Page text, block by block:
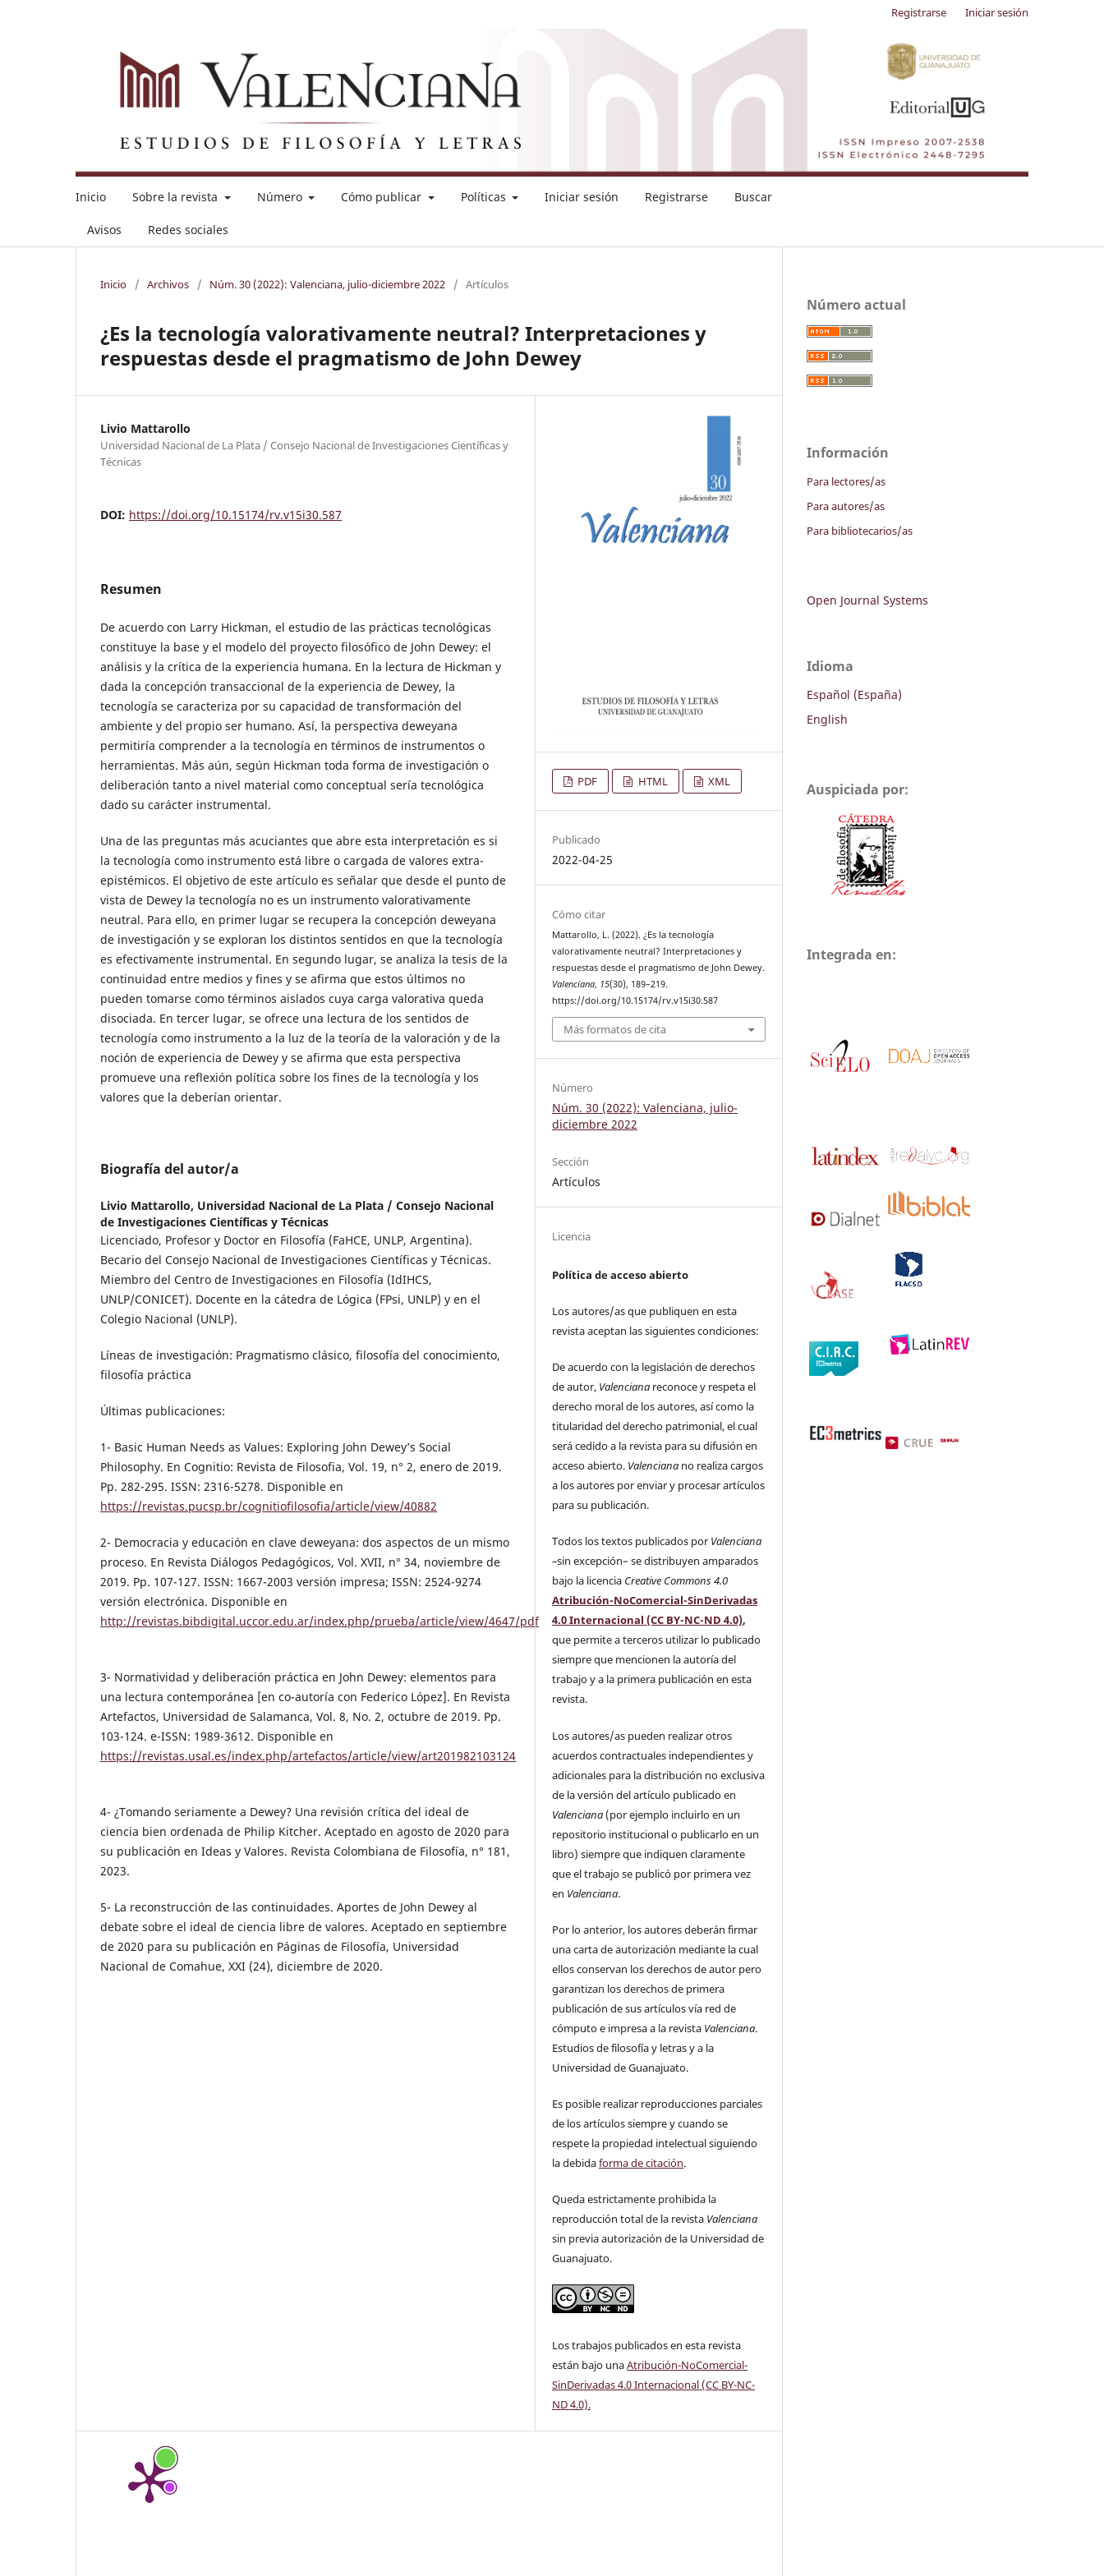
Inicio Sobre la revista Número Cómo publicar Políticas Iniciar sesión Registrarse Buscar
Avisos Redes sociales
Registrarse Iniciar sesión
Inicio / Archivos / Núm. 30 (2022): Valenciana, julio-diciembre 2022 / Artículos
¿Es la tecnología valorativamente neutral? Interpretaciones y
respuestas desde el pragmatismo de John Dewey
Livio Mattarollo
Universidad Nacional de La Plata / Consejo Nacional de Investigaciones Científicas y
Técnicas
DOI: https://doi.org/10.15174/rv.v15i30.587
Resumen
De acuerdo con Larry Hickman, el estudio de las prácticas tecnológicas
constituye la base y el modelo del proyecto filosófico de John Dewey: el
análisis y la crítica de la experiencia humana. En la lectura de Hickman y
dada la concepción transaccional de la experiencia de Dewey, la
tecnología se caracteriza por su capacidad de transformación del
ambiente y del propio ser humano. Así, la perspectiva deweyana
permitiría comprender a la tecnología en términos de instrumentos o
herramientas. Más aún, según Hickman toda forma de investigación o
deliberación tanto a nivel material como conceptual sería tecnológica
dado su carácter instrumental.
Una de las preguntas más acuciantes que abre esta interpretación es si
la tecnología como instrumento está libre o cargada de valores extra-
epistémicos. El objetivo de este artículo es señalar que desde el punto de
vista de Dewey la tecnología no es un instrumento valorativamente
neutral. Para ello, en primer lugar se recupera la concepción deweyana
de investigación y se exploran los distintos sentidos en que la tecnología
es efectivamente instrumental. En segundo lugar, se analiza la tesis de la
continuidad entre medios y fines y se afirma que estos últimos no
pueden tomarse como términos aislados cuya carga valorativa queda
disociada. En tercer lugar, se ofrece una lectura de los sentidos de
tecnología como instrumento a la luz de la teoría de la valoración y de la
noción de experiencia de Dewey y se afirma que esta perspectiva
promueve una reflexión política sobre los fines de la tecnología y los
valores que la deberían orientar.
Biografía del autor/a
Livio Mattarollo, Universidad Nacional de La Plata / Consejo Nacional
de Investigaciones Científicas y Técnicas
Licenciado, Profesor y Doctor en Filosofía (FaHCE, UNLP, Argentina).
Becario del Consejo Nacional de Investigaciones Científicas y Técnicas.
Miembro del Centro de Investigaciones en Filosofía (IdIHCS,
UNLP/CONICET). Docente en la cátedra de Lógica (FPsi, UNLP) y en el
Colegio Nacional (UNLP).
Líneas de investigación: Pragmatismo clásico, filosofía del conocimiento,
filosofía práctica
Últimas publicaciones:
1- Basic Human Needs as Values: Exploring John Dewey’s Social
Philosophy. En Cognitio: Revista de Filosofia, Vol. 19, n° 2, enero de 2019.
Pp. 282-295. ISSN: 2316-5278. Disponible en
https://revistas.pucsp.br/cognitiofilosofia/article/view/40882
2- Democracia y educación en clave deweyana: dos aspectos de un mismo
proceso. En Revista Diálogos Pedagógicos, Vol. XVII, n° 34, noviembre de
2019. Pp. 107-127. ISSN: 1667-2003 versión impresa; ISSN: 2524-9274
versión electrónica. Disponible en
http://revistas.bibdigital.uccor.edu.ar/index.php/prueba/article/view/4647/pdf
3- Normatividad y deliberación práctica en John Dewey: elementos para
una lectura contemporánea [en co-autoría con Federico López]. En Revista
Artefactos, Universidad de Salamanca, Vol. 8, No. 2, octubre de 2019. Pp.
103-124. e-ISSN: 1989-3612. Disponible en
https://revistas.usal.es/index.php/artefactos/article/view/art201982103124
4- ¿Tomando seriamente a Dewey? Una revisión crítica del ideal de
ciencia bien ordenada de Philip Kitcher. Aceptado en agosto de 2020 para
su publicación en Ideas y Valores. Revista Colombiana de Filosofía, n° 181,
2023.
5- La reconstrucción de las continuidades. Aportes de John Dewey al
debate sobre el ideal de ciencia libre de valores. Aceptado en septiembre
de 2020 para su publicación en Páginas de Filosofía, Universidad
Nacional de Comahue, XXI (24), diciembre de 2020.
PDF HTML XML
Publicado
2022-04-25
Cómo citar
Mattarollo, L. (2022). ¿Es la tecnología
valorativamente neutral? Interpretaciones y
respuestas desde el pragmatismo de John Dewey.
Valenciana, 15(30), 189–219.
https://doi.org/10.15174/rv.v15i30.587
Más formatos de cita
Número
Núm. 30 (2022): Valenciana, julio-
diciembre 2022
Sección
Artículos
Licencia
Política de acceso abierto
Los autores/as que publiquen en esta
revista aceptan las siguientes condiciones:
De acuerdo con la legislación de derechos
de autor, Valenciana reconoce y respeta el
derecho moral de los autores, así como la
titularidad del derecho patrimonial, el cual
será cedido a la revista para su difusión en
acceso abierto. Valenciana no realiza cargos
a los autores por enviar y procesar artículos
para su publicación.
Todos los textos publicados por Valenciana
–sin excepción– se distribuyen amparados
bajo la licencia Creative Commons 4.0
Atribución-NoComercial-SinDerivadas
4.0 Internacional (CC BY-NC-ND 4.0),
que permite a terceros utilizar lo publicado
siempre que mencionen la autoría del
trabajo y a la primera publicación en esta
revista.
Los autores/as pueden realizar otros
acuerdos contractuales independientes y
adicionales para la distribución no exclusiva
de la versión del artículo publicado en
Valenciana (por ejemplo incluirlo en un
repositorio institucional o publicarlo en un
libro) siempre que indiquen claramente
que el trabajo se publicó por primera vez
en Valenciana.
Por lo anterior, los autores deberán firmar
una carta de autorización mediante la cual
ellos conservan los derechos de autor pero
garantizan los derechos de primera
publicación de sus artículos vía red de
cómputo e impresa a la revista Valenciana.
Estudios de filosofía y letras y a la
Universidad de Guanajuato.
Es posible realizar reproducciones parciales
de los artículos siempre y cuando se
respete la propiedad intelectual siguiendo
la debidaforma de citación.
Queda estrictamente prohibida la
reproducción total de la revista Valenciana
sin previa autorización de la Universidad de
Guanajuato.
Los trabajos publicados en esta revista
están bajo unaAtribución-NoComercial-
SinDerivadas 4.0 Internacional (CC BY-NC-
ND 4.0).
Número actual
Información
Para lectores/as
Para autores/as
Para bibliotecarios/as
Open Journal Systems
Idioma
Español (España)
English
Auspiciada por:
Integrada en: